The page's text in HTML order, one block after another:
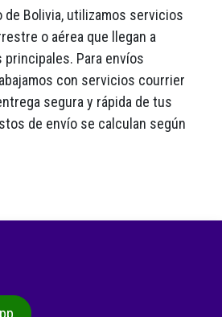
de Bolivia, utilizamos servicios
o aérea que llegan a
Para envíos
con servicios courrier
segura y rápida de tus
de envío se calculan según